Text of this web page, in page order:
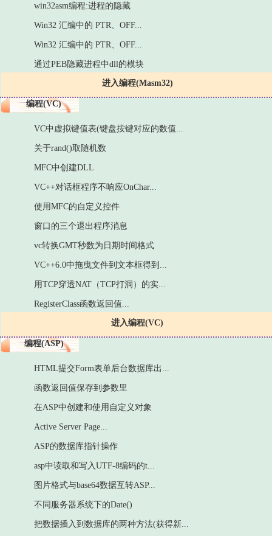
进入编程(Masm32)
win32asm编程:进程的隐藏
Win32 汇编中的 PTR、OFF...
Win32 汇编中的 PTR、OFF...
通过PEB隐藏进程中dll的模块
编程(VC)
进入编程(VC)
VC中虚拟键值表(键盘按键对应的数值...
关于rand()取随机数
MFC中创建DLL
VC++对话框程序不响应OnChar...
使用MFC的自定义控件
窗口的三个退出程序消息
vc转换GMT秒数为日期时间格式
VC++6.0中拖曳文件到文本框得到...
用TCP穿透NAT（TCP打洞）的实...
RegisterClass函数返回值...
编程(ASP)
HTML提交Form表单后台数据库出...
函数返回值保存到参数里
在ASP中创建和使用自定义对象
Active Server Page...
ASP的数据库指针操作
asp中读取和写入UTF-8编码的t...
图片格式与base64数据互转ASP...
不同服务器系统下的Date()
把数据插入到数据库的两种方法(获得新...